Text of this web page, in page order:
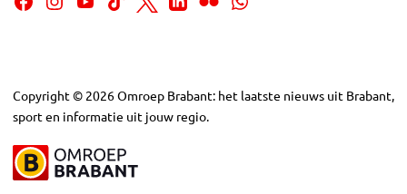
Copyright © 2026Omroep Brabant: het laatste nieuws uit Brabant,
sport en informatie uit jouw regio.